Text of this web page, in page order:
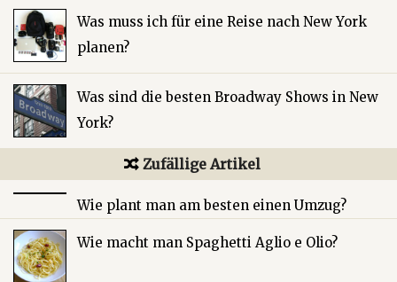
Was muss ich für eine Reise nach New York
planen?
Was sind die besten Broadway Shows in New
York?
Zufällige Artikel
Wie plant man am besten einen Umzug?
Wie macht man Spaghetti Aglio e Olio?